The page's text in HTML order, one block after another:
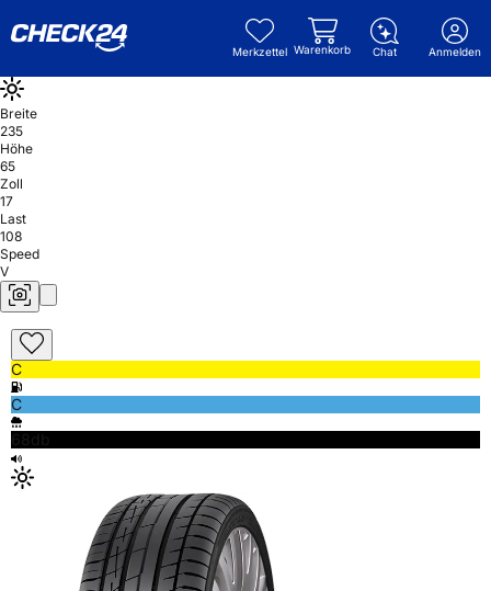
Merkzettel Warenkorb Chat Anmelden
Breite
235
Höhe
65
Zoll
17
Last
108
Speed
V
C
C
68db